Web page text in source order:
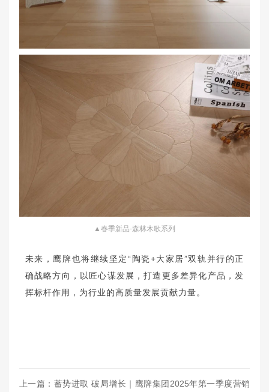
▲春季新品-森林木歌系列
未来，鹰牌也将继续坚定“陶瓷+大家居”双轨并行的正
确战略方向，以匠心谋发展，打造更多差异化产品，发
挥标杆作用，为行业的高质量发展贡献力量。
上一篇：蓄势进取 破局增长｜鹰牌集团2025年第一季度营销